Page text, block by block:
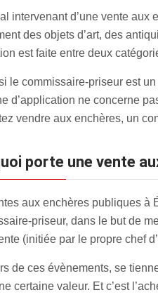
intervenant d’une vente aux
des objets d’art, des
est faite entre deux
le commissaire-priseur est
d’application ne concerne
vendre aux enchères, un
porte une vente
aux enchères publiques à
priseur, dans le but de
(initiée par le propre chef
de ces évènements, se
certaine valeur. Et c’est